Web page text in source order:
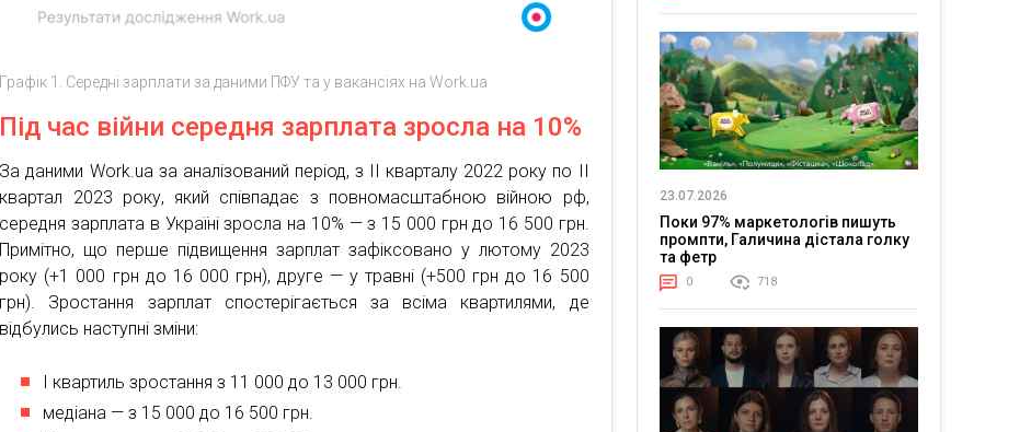
Графік 1. Середні зарплати за даними ПФУ та у вакансіях на Work.ua
Під час війни середня зарплата зросла на 10%
За даними Work.ua за аналізований період, з ІІ кварталу 2022 року по ІІ
квартал 2023 року, який співпадає з повномасштабною війною рф,
середня зарплата в Україні зросла на 10% — з 15 000 грн до 16 500 грн.
Примітно, що перше підвищення зарплат зафіксовано у лютому 2023
року (+1 000 грн до 16 000 грн), друге — у травні (+500 грн до 16 500
грн). Зростання зарплат спостерігається за всіма квартилями, де
відбулись наступні зміни:
І квартиль зростання з 11 000 до 13 000 грн.
медіана — з 15 000 до 16 500 грн.
23.07.2026
Поки 97% маркетологів пишуть
промпти, Галичина дістала голку
та фетр
0 718